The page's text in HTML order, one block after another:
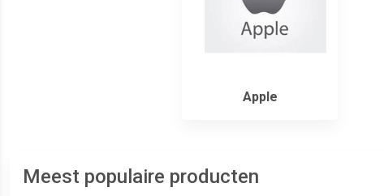
Apple
Meest populaire producten